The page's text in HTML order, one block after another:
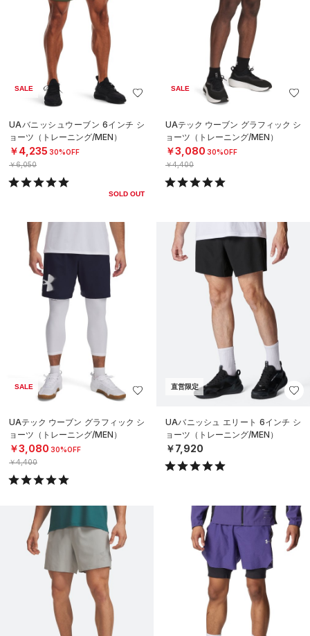
SALE
UAバニッシュウーブン 6インチ シ
ョーツ（トレーニング/MEN）
￥4,235 30%OFF
￥6,050
SOLD OUT
SALE
UAテック ウーブン グラフィック シ
ョーツ（トレーニング/MEN）
￥3,080 30%OFF
￥4,400
SALE
UAテック ウーブン グラフィック シ
ョーツ（トレーニング/MEN）
￥3,080 30%OFF
￥4,400
直営限定
UAバニッシュ エリート 6インチ シ
ョーツ（トレーニング/MEN）
￥7,920